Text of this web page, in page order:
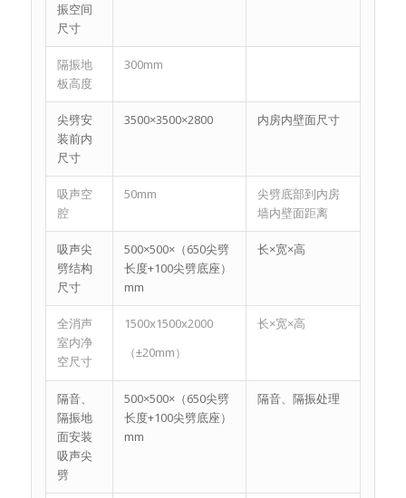
振空间
尺寸
隔振地
板高度
300mm
尖劈安
装前内
尺寸
3500×3500×2800 内房内壁面尺寸
吸声空
腔
50mm
尖劈底部到内房
墙内壁面距离
吸声尖
劈结构
尺寸
500×500×（650尖劈
长度+100尖劈底座）
mm
长×宽×高
全消声
室内净
空尺寸
1500x1500x2000
（±20mm）
长×宽×高
隔音、
隔振地
面安装
吸声尖
劈
500×500×（650尖劈
长度+100尖劈底座）
mm
隔音、隔振处理